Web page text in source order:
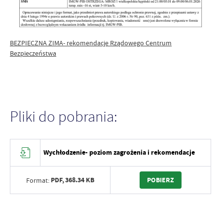
BEZPIECZNA ZIMA- rekomendacje Rządowego Centrum
Bezpieczeństwa
Pliki do pobrania:
Wychłodzenie- poziom zagrożenia i rekomendacje
Format: PDF,368.34 KB POBIERZ